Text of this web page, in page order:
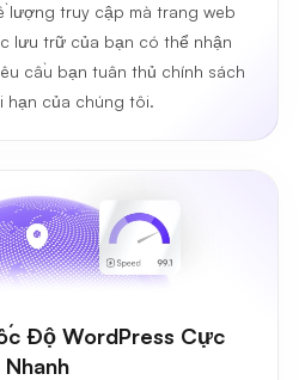
lượng truy cập mà trang web
lưu trữ của bạn có thể nhận
cầu bạn tuân thủ chính sách
hạn của chúng tôi.
Độ WordPress Cực
Nhanh